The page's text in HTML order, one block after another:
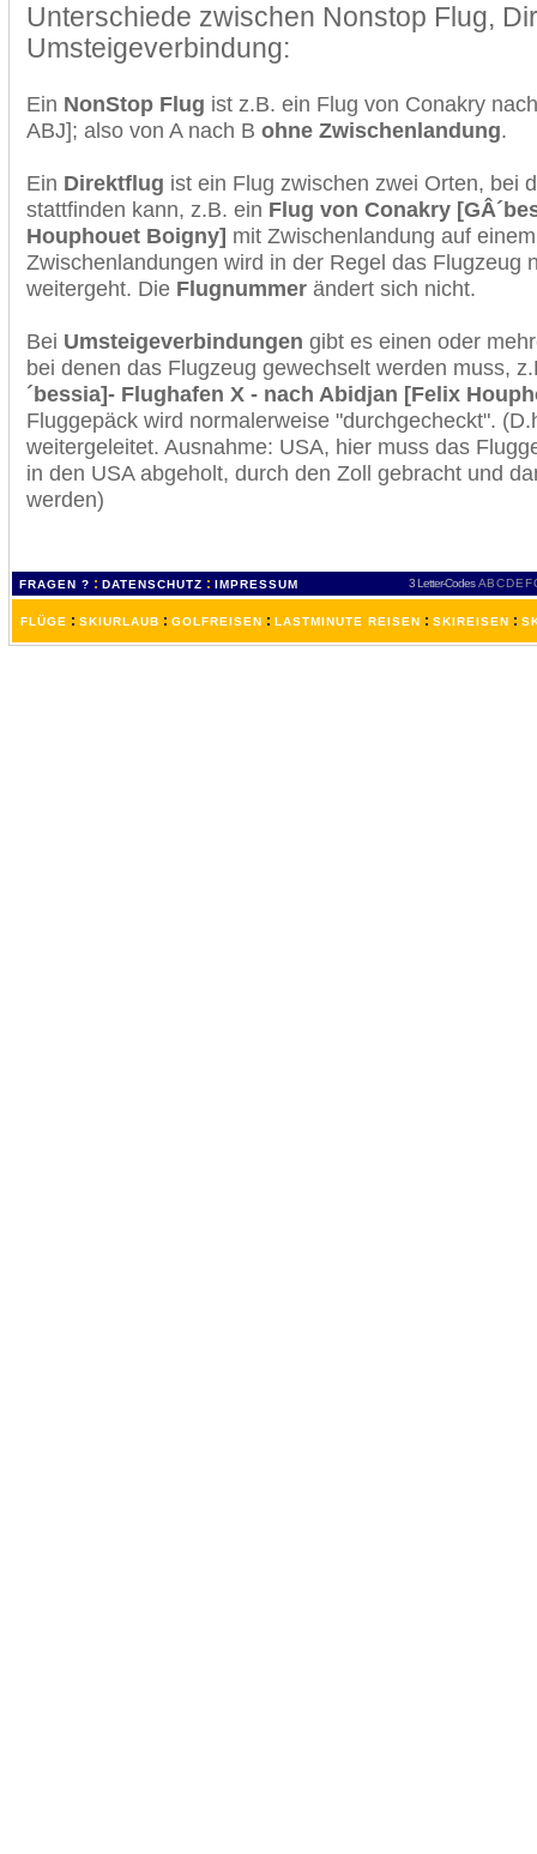
Unterschiede zwischen Nonstop Flug,
Umsteigeverbindung:
Ein NonStop Flug ist z.B. ein Flug von Conakry
ABJ]; also von A nach B ohne Zwischenlandung.
Ein Direktflug ist ein Flug zwischen zwei Orten, bei
stattfinden kann, z.B. ein Flug von Conakry
Houphouet Boigny] mit Zwischenlandung auf
Zwischenlandungen wird in der Regel das Flugzeug
weitergeht. Die Flugnummer ändert sich nicht.
Bei Umsteigeverbindungen gibt es einen oder
bei denen das Flugzeug gewechselt werden muss,
´bessia]- Flughafen X - nach Abidjan [Felix
Fluggepäck wird normalerweise "durchgecheckt".
weitergeleitet. Ausnahme: USA, hier muss das
in den USA abgeholt, durch den Zoll gebracht und
werden)
FRAGEN ? : DATENSCHUTZ : IMPRESSUM 3 Letter-Codes ABCDEF
FLÜGE : SKIURLAUB : GOLFREISEN : LASTMINUTE REISEN : SKIREISEN :